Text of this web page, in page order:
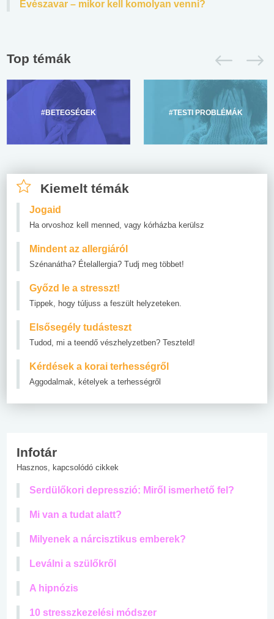
Evészavar – mikor kell komolyan venni?
Top témák
#BETEGSÉGEK #TESTI PROBLÉMÁK
Kiemelt témák
Jogaid
Ha orvoshoz kell menned, vagy kórházba kerülsz
Mindent az allergiáról
Szénanátha? Ételallergia? Tudj meg többet!
Győzd le a stresszt!
Tippek, hogy túljuss a feszült helyzeteken.
Elsősegély tudásteszt
Tudod, mi a teendő vészhelyzetben? Teszteld!
Kérdések a korai terhességről
Aggodalmak, kételyek a terhességről
Infotár
Hasznos, kapcsolódó cikkek
Serdülőkori depresszió: Miről ismerhető fel?
Mi van a tudat alatt?
Milyenek a nárcisztikus emberek?
Leválni a szülőkről
A hipnózis
10 stresszkezelési módszer